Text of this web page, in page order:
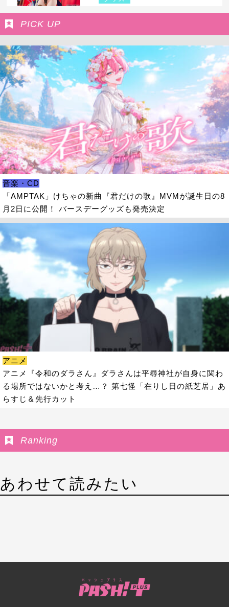
PICK UP
音楽・CD
「AMPTAK」けちゃの新曲『君だけの歌』MVMが誕生日の8
月2日に公開！ バースデーグッズも発売決定
アニメ
アニメ『令和のダラさん』ダラさんは平尋神社が自身に関わ
る場所ではないかと考え…？ 第七怪「在りし日の紙芝居」あ
らすじ＆先行カット
Ranking
あわせて読みたい